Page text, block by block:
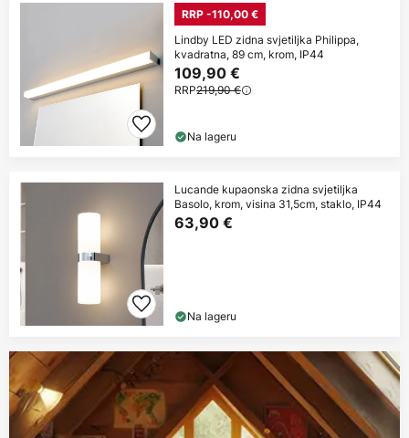
RRP -110,00 €
Lindby LED zidna svjetiljka Philippa,
kvadratna, 89 cm, krom, IP44
109,90 €
RRP219,90 €
Na lageru
Lucande kupaonska zidna svjetiljka
Basolo, krom, visina 31,5cm, staklo, IP44
63,90 €
Na lageru